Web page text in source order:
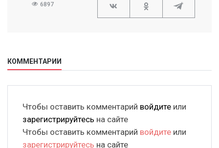
6897
КОММЕНТАРИИ
Чтобы оставить комментарий войдите или
зарегистрируйтесь на сайте
Чтобы оставить комментарий войдите или
зарегистрируйтесь на сайте